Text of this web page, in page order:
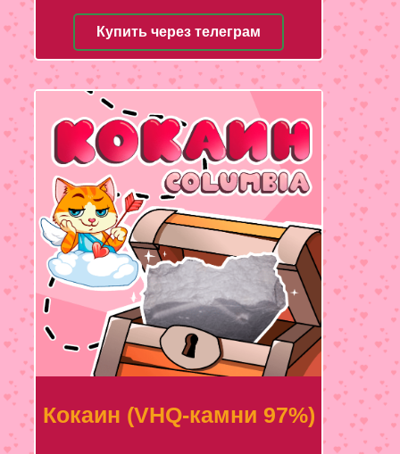
Купить через телеграм
Кокаин (VHQ-камни 97%)